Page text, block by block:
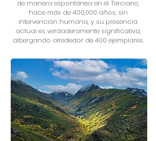
de manera espontánea en el Terciario,
hace más de 400,000 años, sin
intervención humana, y su presencia
actual es verdaderamente significativa,
albergando alrededor de 400 ejemplares.